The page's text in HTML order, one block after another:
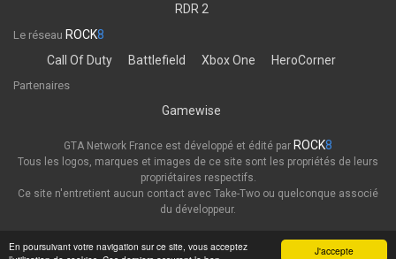
J'accepte
En poursuivant votre navigation sur ce site, vous acceptez
RDR 2
Le réseau ROCK8
Call Of Duty
Battlefield Xbox One HeroCorner
Partenaires
Gamewise
GTA Network France est développé et édité par ROCK8
Tous les logos, marques et images de ce site sont les propriétés de leurs
propriétaires respectifs.
Ce site n'entretient aucun contact avec Take-Two ou quelconque associé
du développeur.
Thème Politique de confidentialité